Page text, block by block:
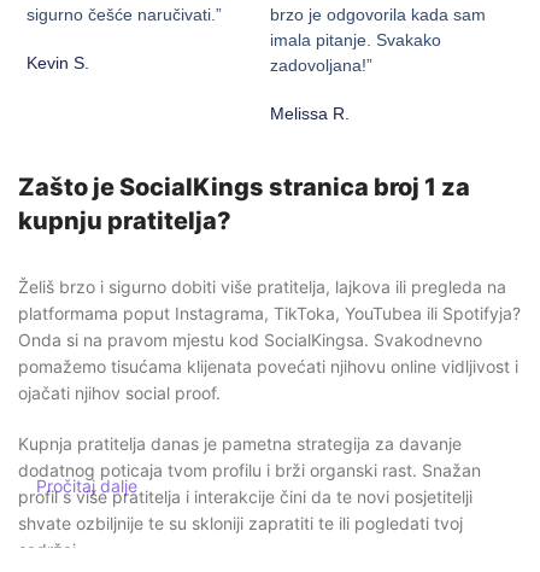
sigurno češće naručivati.”
Kevin S.
brzo je odgovorila kada sam
imala pitanje. Svakako
zadovoljana!”
Melissa R.
Zašto je SocialKings stranica broj 1 za
kupnju pratitelja?
Želiš brzo i sigurno dobiti više pratitelja, lajkova ili pregleda na
platformama poput Instagrama, TikToka, YouTubea ili Spotifyja?
Onda si na pravom mjestu kod SocialKingsa. Svakodnevno
pomažemo tisućama klijenata povećati njihovu online vidljivost i
ojačati njihov social proof.
Kupnja pratitelja danas je pametna strategija za davanje
dodatnog poticaja tvom profilu i brži organski rast. Snažan
profil s više pratitelja i interakcije čini da te novi posjetitelji
shvate ozbiljnije te su skloniji zapratiti te ili pogledati tvoj
sadržaj.
Pročitaj dalje